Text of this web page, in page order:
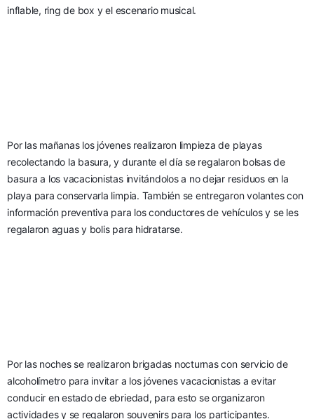
inflable, ring de box y el escenario musical.
Por las mañanas los jóvenes realizaron limpieza de playas
recolectando la basura, y durante el día se regalaron bolsas de
basura a los vacacionistas invitándolos a no dejar residuos en la
playa para conservarla limpia. También se entregaron volantes con
información preventiva para los conductores de vehículos y se les
regalaron aguas y bolis para hidratarse.
Por las noches se realizaron brigadas nocturnas con servicio de
alcoholímetro para invitar a los jóvenes vacacionistas a evitar
conducir en estado de ebriedad, para esto se organizaron
actividades y se regalaron souvenirs para los participantes.